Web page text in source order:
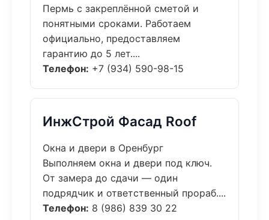
Пермь с закреплённой сметой и
понятными сроками. Работаем
официально, предоставляем
гарантию до 5 лет....
Телефон: +7 (934) 590-98-15
ИнжСтрой Фасад Roof
Окна и двери в Оренбург
Выполняем окна и двери под ключ.
От замера до сдачи — один
подрядчик и ответственный прораб....
Телефон: 8 (986) 839 30 22